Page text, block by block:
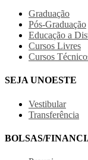
Graduação
Pós-Graduação
Educação a
Cursos Livres
Cursos
SEJA UNOESTE
Vestibular
Transferência
BOLSAS/